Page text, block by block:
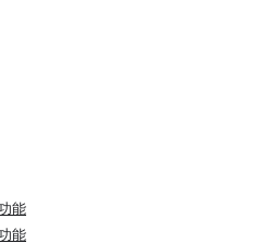
能
能